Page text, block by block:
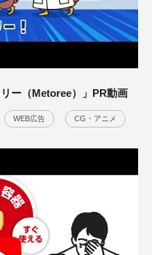
ー（Metoree）」PR動画
WEB広告 CG・アニメ
CG・アニメ
景をみる
介 動画撮影